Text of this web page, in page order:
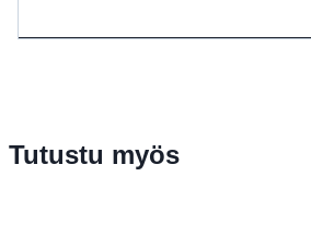
Tutustu myös